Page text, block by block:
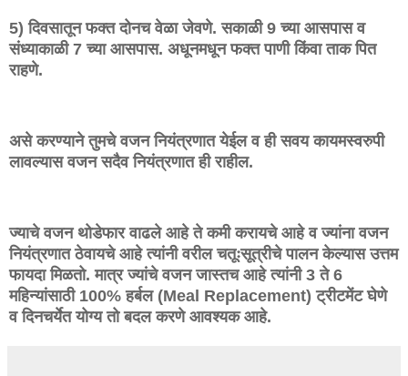
5) दिवसातून फक्त दोनच वेळा जेवणे. सकाळी 9 च्या आसपास व
संध्याकाळी 7 च्या आसपास. अधूनमधून फक्त पाणी किंवा ताक पित
राहणे.
असे करण्याने तुमचे वजन नियंत्रणात येईल व ही सवय कायमस्वरुपी
लावल्यास वजन सदैव नियंत्रणात ही राहील.
ज्याचे वजन थोडेफार वाढले आहे ते कमी करायचे आहे व ज्यांना वजन
नियंत्रणात ठेवायचे आहे त्यांनी वरील चतूःसूत्रीचे पालन केल्यास उत्तम
फायदा मिळतो. मात्र ज्यांचे वजन जास्तच आहे त्यांनी 3 ते 6
महिन्यांसाठी 100% हर्बल (Meal Replacement) ट्रीटमेंट घेणे
व दिनचर्येत योग्य तो बदल करणे आवश्यक आहे.